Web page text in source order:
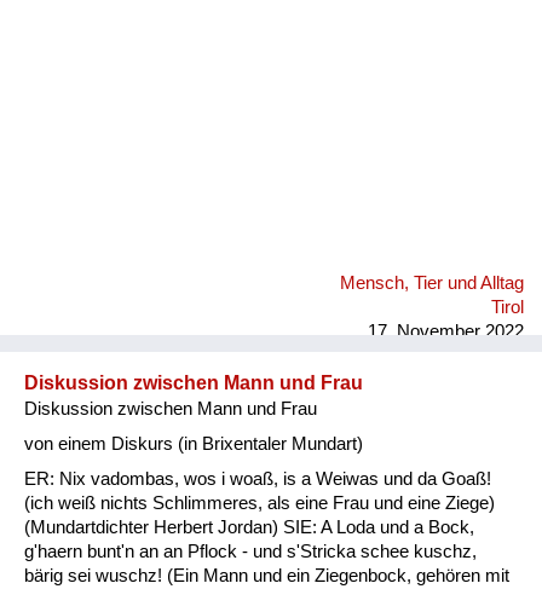
Mensch, Tier und Alltag
Tirol
17. November 2022
Diskussion zwischen Mann und Frau
Diskussion zwischen Mann und Frau
von einem Diskurs (in Brixentaler Mundart)
ER: Nix vadombas, wos i woaß, is a Weiwas und da Goaß!
(ich weiß nichts Schlimmeres, als eine Frau und eine Ziege)
(Mundartdichter Herbert Jordan) SIE: A Loda und a Bock,
g'haern bunt'n an an Pflock - und s'Stricka schee kuschz,
bärig sei wuschz! (Ein Mann und ein Ziegenbock, gehören mit